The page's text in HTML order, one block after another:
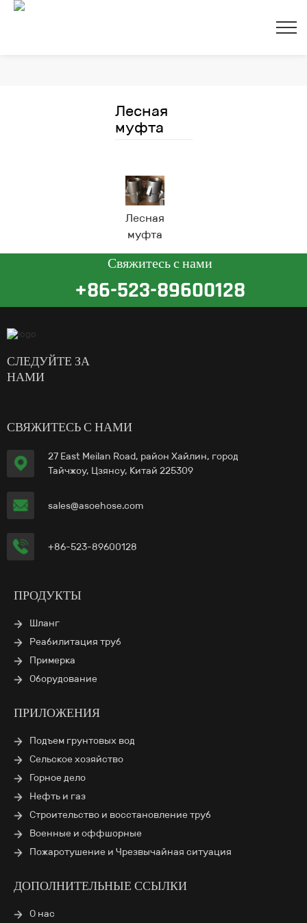
Лесная
муфта
Лесная
муфта
Свяжитесь с нами
+86-523-89600128
СЛЕДУЙТЕ ЗА
НАМИ
СВЯЖИТЕСЬ С НАМИ
27 East Meilan Road, район Хайлин, город
Тайчжоу, Цзянсу, Китай 225309
sales@asoehose.com
+86-523-89600128
ПРОДУКТЫ
Шланг
Реабилитация труб
Примерка
Оборудование
ПРИЛОЖЕНИЯ
Подъем грунтовых вод
Сельское хозяйство
Горное дело
Нефть и газ
Строительство и восстановление труб
Военные и оффшорные
Пожаротушение и Чрезвычайная ситуация
ДОПОЛНИТЕЛЬНЫЕ ССЫЛКИ
О нас